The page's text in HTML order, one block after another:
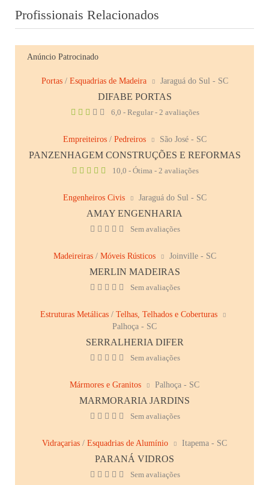
Profissionais Relacionados
Anúncio Patrocinado
Portas/ Esquadrias de Madeira Jaraguá do Sul - SC
DIFABE PORTAS
6,0 - Regular - 2 avaliações
Empreiteiros/ Pedreiros São José - SC
PANZENHAGEM CONSTRUÇÕES E REFORMAS
10,0 - Ótima - 2 avaliações
Engenheiros Civis Jaraguá do Sul - SC
AMAY ENGENHARIA
Sem avaliações
Madeireiras/ Móveis Rústicos Joinville - SC
MERLIN MADEIRAS
Sem avaliações
Estruturas Metálicas / Telhas, Telhados e Coberturas
Palhoça - SC
SERRALHERIA DIFER
Sem avaliações
Mármores e Granitos Palhoça - SC
MARMORARIA JARDINS
Sem avaliações
Vidraçarias / Esquadrias de Alumínio Itapema - SC
PARANÁ VIDROS
Sem avaliações